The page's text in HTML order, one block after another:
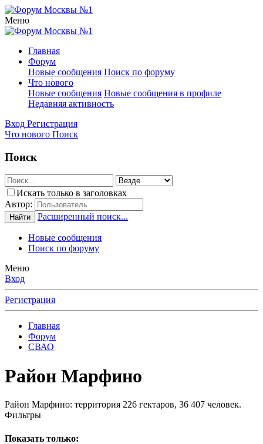
Меню
Главная
Форум
Новые сообщения Поиск по форуму
Что нового
Новые сообщения Новые сообщения в профиле
Недавняя активность
Вход Регистрация
Что нового Поиск
Поиск
Искать только в заголовках
Автор:
Найти Расширенный поиск...
Новые сообщения
Поиск по форуму
Меню
Вход
Регистрация
Главная
Форум
СВАО
Район Марфино
Район Марфино: территория 226 гектаров, 36 407 человек.
Фильтры
Показать только: